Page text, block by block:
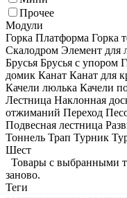
Прочее
Модули
Горка Платформа Горка
Скалодром Элемент для
Брусья Брусья с упором
домик Канат Канат для
Качели люлька Качели
Лестница Наклонная
отжиманий Переход
Подвесная лестница
Тоннель Трап Турник
Шест
Товары с выбранными
заново.
Теги